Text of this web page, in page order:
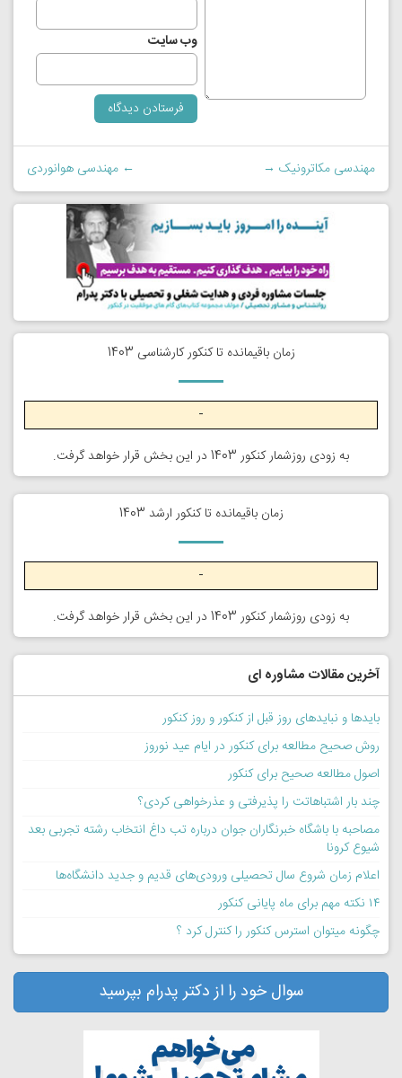
وب‌ سایت
← مهندسی هوانوردی مهندسی مکاترونیک →
زمان باقیمانده تا کنکور کارشناسی 1403
-
به زودی روزشمار کنکور 1403 در این بخش قرار خواهد گرفت.
زمان باقیمانده تا کنکور ارشد 1403
-
به زودی روزشمار کنکور 1403 در این بخش قرار خواهد گرفت.
آخرین مقالات مشاوره ای
بایدها و نبایدهای روز قبل از کنکور و روز کنکور
روش صحیح مطالعه برای کنکور در ایام عید نوروز
اصول مطالعه صحیح برای کنکور
چند بار اشتباهاتت را پذیرفتی و عذرخواهی کردی؟
مصاحبه با باشگاه خبرنگاران جوان درباره تب داغ انتخاب رشته تجربی بعد
شیوع کرونا
اعلام زمان شروع سال تحصیلی ورودی‌های قدیم و جدید دانشگاه‌ها
۱۴ نکته مهم برای ماه پایانی کنکور
چگونه میتوان استرس کنکور را کنترل کرد ؟
سوال خود را از دکتر پدرام بپرسید